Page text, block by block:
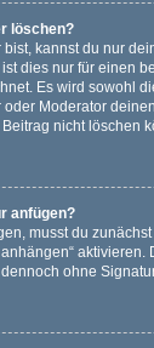
löschen?
kannst du nur
dies nur für einen
Es wird sowohl
Moderator
nicht löschen
anfügen?
musst du
ohne